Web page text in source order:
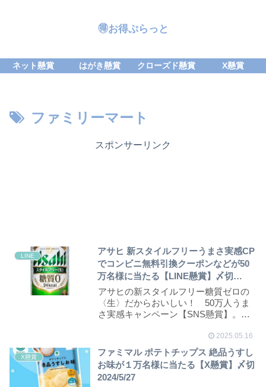
🉐お得ぷらっと
ネット懸賞 はがき懸賞 クローズド懸賞 X懸賞
ファミリーマート
スポンサーリンク
LINE
アサヒ 新スタイルフリーうまさ実感CP
でコンビニ無料引換クーポンなどが50
万名様に当たる【LINE懸賞】〆切
25/5/26
アサヒの新スタイルフリー糖質ゼロの
〈生〉だからおいしい！ 50万人うま
さ実感キャンペーン【SNS懸賞】。コ
2025.05.16
X懸賞
ファミマル ポテトチップス 絶品うすし
お味が１万名様に当たる【X懸賞】〆切
2024/5/27